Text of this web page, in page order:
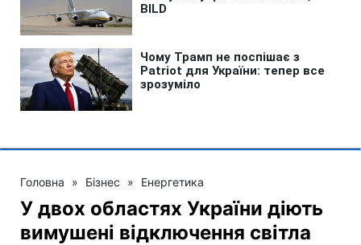
Головна » Бізнес » Енергетика
У двох областях України діють
вимушені відключення світла